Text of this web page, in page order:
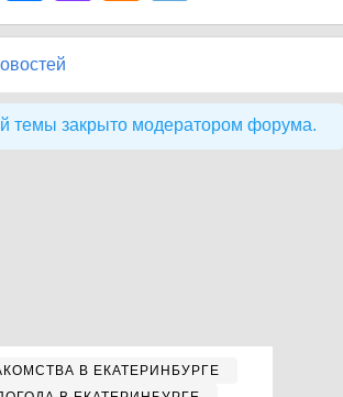
темы закрыто модератором форума.
В ЕКАТЕРИНБУРГЕ